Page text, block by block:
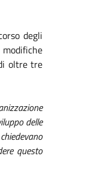
degli
oltre tre
delle
questo